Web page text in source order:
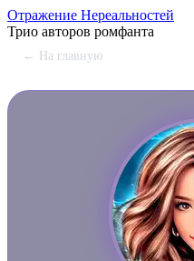
Отражение Нереальностей
Трио авторов ромфанта
← На главную